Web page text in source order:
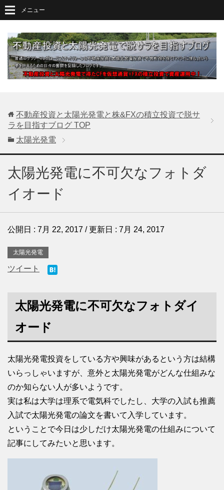
メニュー
不動産投資と太陽光発電と株&FXの積立投資で脱サ
ラを目指すブログ TOP
太陽光発電
太陽光発電に不可欠なフォトダ
イオード
公開日 : 7月 22, 2017 / 更新日 : 7月 24, 2017
太陽光発電
ツイート
太陽光発電に不可欠なフォトダイ
オード
太陽光発電投資をしている方や興味があるという方は結構
いらっしゃいますが、意外と太陽光発電がどんな仕組みな
のか知らない人が多いようです。
実は私は大学は理系で電気科でしたし、大学の入試も推薦
入試で太陽光発電の論文を書いて入学しています。
ということで今日は少しだけ太陽光発電の仕組みについて
記事にしてみたいと思います。